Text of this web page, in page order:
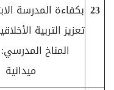
23 بكفاءة المدرسة
تعزيز التربية
المناخ
ميدانية